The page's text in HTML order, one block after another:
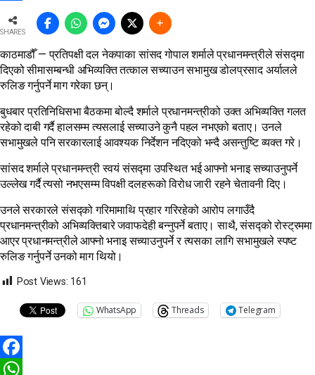
SHARES
काठमाडौँ — प्रतिपक्षी दल नेकपाका सांसद गोपाल शर्माले प्रधानमन्त्रीले संसद्मा
दिएको सीमासम्बन्धी अभिव्यक्ति तत्काल सच्याउन सभामुख डोलप्रसाद अर्यालले
रुलिङ गर्नुपर्ने माग गरेका छन्।
बुधबार प्रतिनिधिसभा बैठकमा बोल्दै शर्माले प्रधानमन्त्रीको उक्त अभिव्यक्ति गलत
रहेको दाबी गर्दै हालसम्म त्यसलाई सच्याउने कुनै पहल नभएको बताए। उनले
सभामुखले पनि सरकारलाई आवश्यक निर्देशन नदिएको भन्दै असन्तुष्टि व्यक्त गरे।
सांसद शर्माले प्रधानमन्त्री स्वयं संसद्मा उपस्थित भई आफ्नो भनाइ सच्याउनुपर्ने
उल्लेख गर्दै त्यसो नभएसम्म विपक्षी दलहरूको विरोध जारी रहने चेतावनी दिए।
उनले सरकारले संसद्को गरिमामाथि प्रहार गरिरहेको आरोप लगाउँदै
प्रधानमन्त्रीको अभिव्यक्तिबारे जवाफदेही बन्नुपर्ने बताए। साथै, संसद्को रोस्ट्रममा
आएर प्रधानमन्त्रीले आफ्नो भनाइ सच्याउनुपर्ने र त्यसका लागि सभामुखले स्पष्ट
रुलिङ गर्नुपर्ने उनको माग थियो।
Post Views: 161
WhatsApp Threads Telegram
Facebook